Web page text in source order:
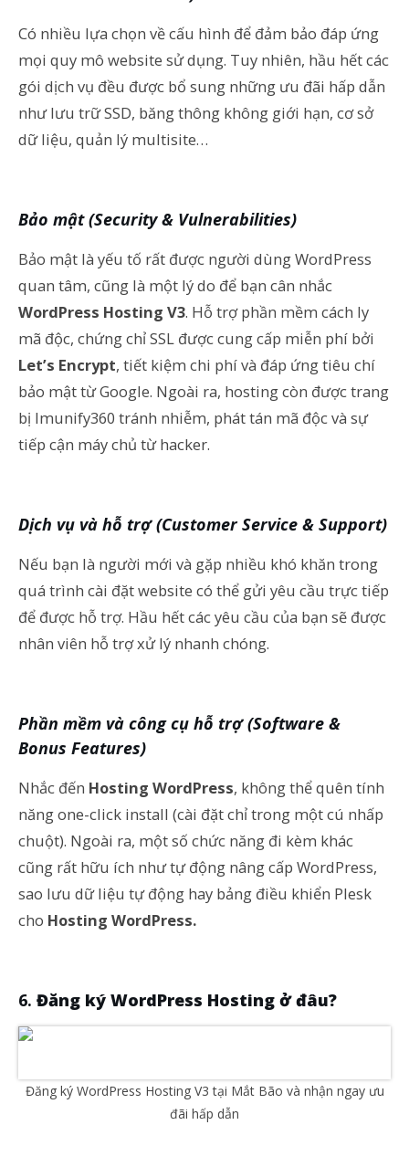
Có nhiều lựa chọn về cấu hình để đảm bảo đáp ứng
mọi quy mô website sử dụng. Tuy nhiên, hầu hết các
gói dịch vụ đều được bổ sung những ưu đãi hấp dẫn
như lưu trữ SSD, băng thông không giới hạn, cơ sở
dữ liệu, quản lý multisite…
Bảo mật (Security & Vulnerabilities)
Bảo mật là yếu tố rất được người dùng WordPress
quan tâm, cũng là một lý do để bạn cân nhắc
WordPress Hosting V3. Hỗ trợ phần mềm cách ly
mã độc, chứng chỉ SSL được cung cấp miễn phí bởi
Let’s Encrypt, tiết kiệm chi phí và đáp ứng tiêu chí
bảo mật từ Google. Ngoài ra, hosting còn được trang
bị Imunify360 tránh nhiễm, phát tán mã độc và sự
tiếp cận máy chủ từ hacker.
Dịch vụ và hỗ trợ (Customer Service & Support)
Nếu bạn là người mới và gặp nhiều khó khăn trong
quá trình cài đặt website có thể gửi yêu cầu trực tiếp
để được hỗ trợ. Hầu hết các yêu cầu của bạn sẽ được
nhân viên hỗ trợ xử lý nhanh chóng.
Phần mềm và công cụ hỗ trợ (Software &
Bonus Features)
Nhắc đến Hosting WordPress, không thể quên tính
năng one-click install (cài đặt chỉ trong một cú nhấp
chuột). Ngoài ra, một số chức năng đi kèm khác
cũng rất hữu ích như tự động nâng cấp WordPress,
sao lưu dữ liệu tự động hay bảng điều khiển Plesk
cho Hosting WordPress.
Đăng ký WordPress Hosting ở đâu?
Đăng ký WordPress Hosting V3 tại Mắt Bão và nhận ngay ưu
đãi hấp dẫn